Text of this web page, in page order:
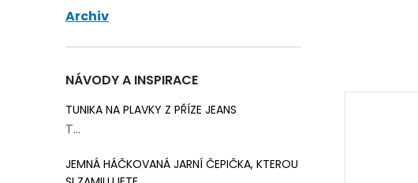
Archiv
NÁVODY A INSPIRACE
TUNIKA NA PLAVKY Z PŘÍZE JEANS
T...
JEMNÁ HÁČKOVANÁ JARNÍ ČEPIČKA, KTEROU